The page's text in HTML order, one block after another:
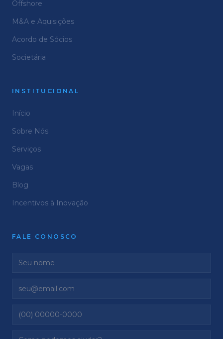
Offshore
M&A e Aquisições
Acordo de Sócios
Societária
INSTITUCIONAL
Início
Sobre Nós
Serviços
Vagas
Blog
Incentivos à Inovação
FALE CONOSCO